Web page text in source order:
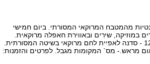
מהמטבח המרוקאי המסורתי. ביום חמישי
במוזיקה, שירים ובאווירת חאפלה מרוקאית.
ביום שישי בשעות: 09:00-11:00 , 12:30-13:00 - סדנה לאפיית לחם מרוקאי בשיטה המסורתית.
מראש.- מס` המקומות מגבל. לפרטים והזמנות: